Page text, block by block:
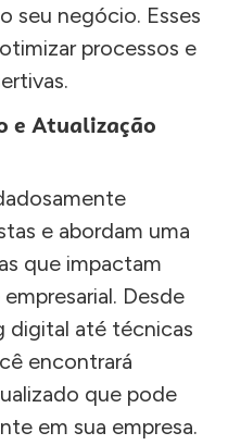
seu negócio. Esses
processos e
e Atualização
e abordam uma
que impactam
Desde
digital até técnicas
encontrará
que pode
em sua empresa.